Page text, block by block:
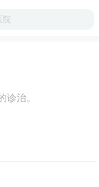
职职工3109
国家杰出青年基
级主任委员、副
；配有集MRI、
CT、EDGE放
疗设备。
院
诊治。